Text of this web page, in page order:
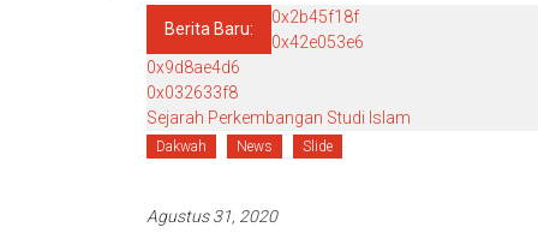
Berita Baru:
0x2b45f18f
0x42e053e6
0x9d8ae4d6
0x032633f8
Sejarah Perkembangan Studi Islam
Dakwah News Slide
Agustus 31, 2020